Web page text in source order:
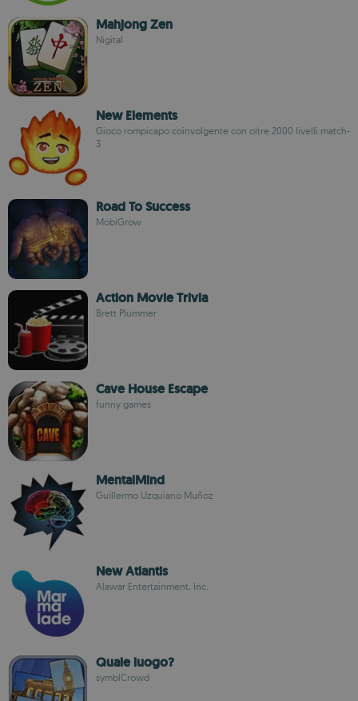
Mahjong Zen
Nigital
New Elements
Gioco rompicapo coinvolgente con oltre 2000 livelli match-
3
Road To Success
MobiGrow
Action Movie Trivia
Brett Plummer
Cave House Escape
funny games
MentalMind
Guillermo Uzquiano Muñoz
New Atlantis
Alawar Entertainment, Inc.
Quale luogo?
symblCrowd